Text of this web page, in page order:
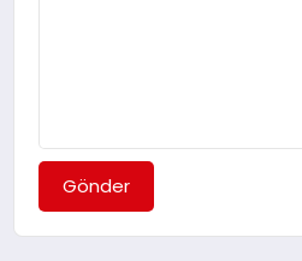
Gönder